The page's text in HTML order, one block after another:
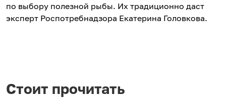
по выбору полезной рыбы. Их традиционно даст
эксперт Роспотребнадзора Екатерина Головкова.
Стоит прочитать